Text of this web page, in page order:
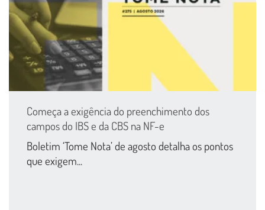
Começa a exigência do preenchimento dos
campos do IBS e da CBS na NF-e
Boletim ‘Tome Nota’ de agosto detalha os pontos
que exigem...